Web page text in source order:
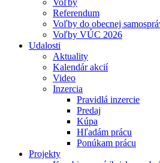
Voľby
Referendum
Voľby do obecnej
Voľby VÚC 2026
Udalosti
Aktuality
Kalendár akcií
Video
Inzercia
Pravidlá inzercie
Predaj
Kúpa
Hľadám prácu
Ponúkam prácu
Projekty